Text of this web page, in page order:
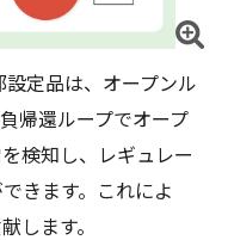
定品は、オープンル
帰還ループでオープ
検知し、レギュレー
きます。これによ
します。